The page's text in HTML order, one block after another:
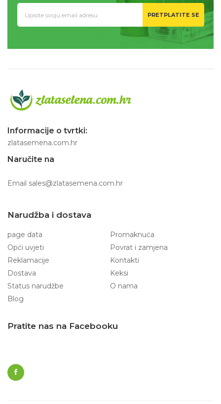
PRETPLATITE SE
Informacije o tvrtki:
zlatasemena.com.hr
Naručite na
Email sales@zlatasemena.com.hr
Narudžba i dostava
page data
Promaknuća
Opći uvjeti
Povrat i zamjena
Reklamacije
Kontakti
Dostava
Keksi
Status narudžbe
O nama
Blog
Pratite nas na Facebooku